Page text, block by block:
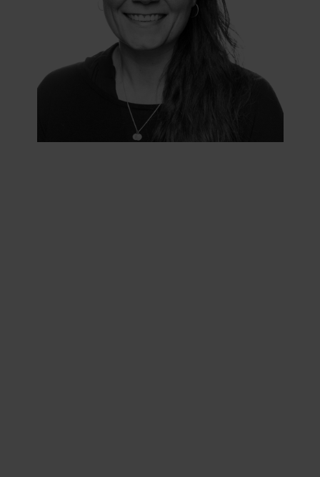
Almen voksenuddannelse (AVU)
Ordblindeundervisning (OBU)